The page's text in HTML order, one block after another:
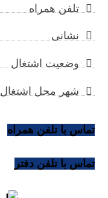
تلفن همراه
نشانی
وضعیت اشتغال
شهر محل اشتغال
تماس با تلفن همراه
تماس با تلفن دفتر